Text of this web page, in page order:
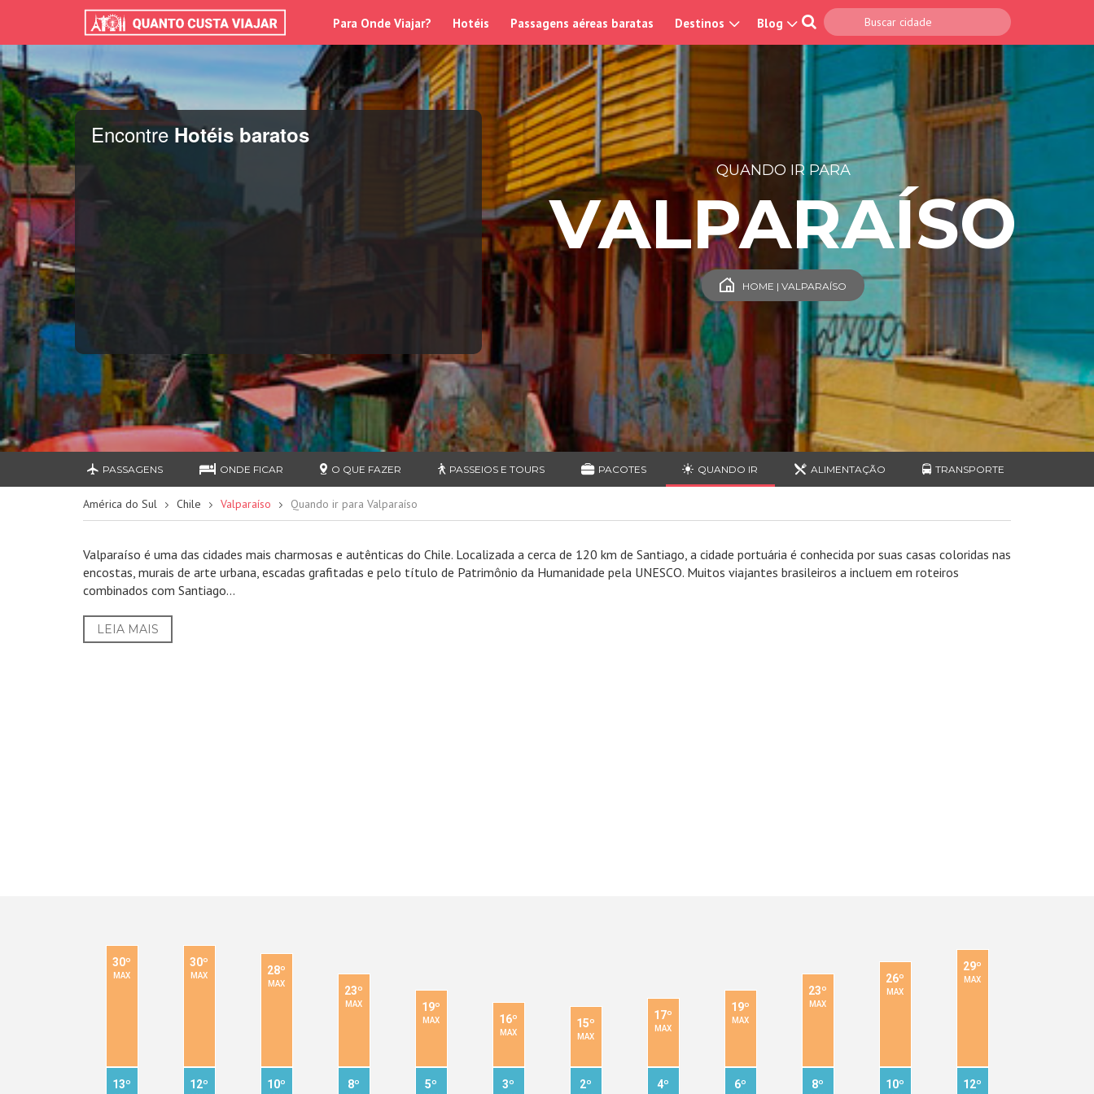
Para Onde Viajar? Hotéis Passagens aéreas baratas Destinos Blog
EncontreHotéis baratos
QUANDO IR PARA
VALPARAÍSO
HOME | VALPARAÍSO
PASSAGENS ONDE FICAR O QUE FAZER PASSEIOS E TOURS PACOTES QUANDO IR ALIMENTAÇÃO TRANSPORTE
América do Sul Chile Valparaíso Quando ir para Valparaíso
Valparaíso é uma das cidades mais charmosas e autênticas do Chile. Localizada a cerca de 120 km de Santiago, a cidade portuária é conhecida por suas casas coloridas nas
encostas, murais de arte urbana, escadas grafitadas e pelo título de Patrimônio da Humanidade pela UNESCO. Muitos viajantes brasileiros a incluem em roteiros
combinados com Santiago...
LEIA MAIS
30º
MAX
13º
30º
MAX
12º
28º
MAX
10º
23º
MAX
8º
19º
MAX
5º
16º
MAX
3º
15º
MAX
2º
17º
MAX
4º
19º
MAX
6º
23º
MAX
8º
26º
MAX
10º
29º
MAX
12º